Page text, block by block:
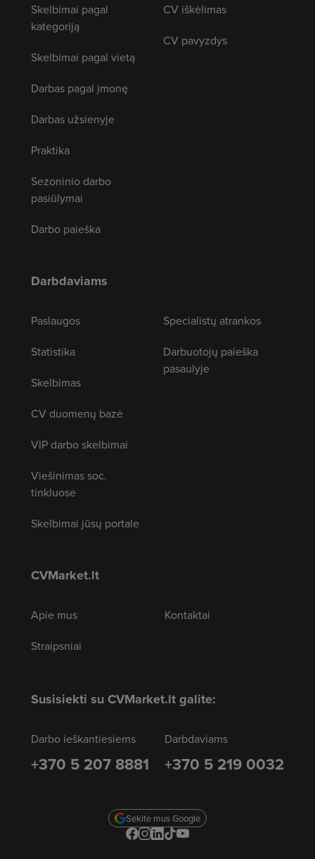
Skelbimai pagal
kategoriją
Skelbimai pagal vietą
Darbas pagal įmonę
Darbas užsienyje
Praktika
Sezoninio darbo
pasiūlymai
Darbo paieška
CV iškėlimas
CV pavyzdys
Darbdaviams
Paslaugos
Statistika
Skelbimas
CV duomenų bazė
VIP darbo skelbimai
Viešinimas soc.
tinkluose
Skelbimai jūsų portale
Specialistų atrankos
Darbuotojų paieška
pasaulyje
CVMarket.lt
Apie mus
Straipsniai
Kontaktai
Susisiekti su CVMarket.lt galite:
Darbo ieškantiesiems
+370 5 207 8881
Darbdaviams
+370 5 219 0032
Sekite mus Google